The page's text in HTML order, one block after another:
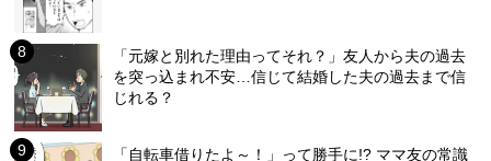
「元嫁と別れた理由ってそれ？」友人から夫の過去
を突っ込まれ不安…信じて結婚した夫の過去まで信
じれる？
「自転車借りたよ～！」って勝手に!? ママ友の常識